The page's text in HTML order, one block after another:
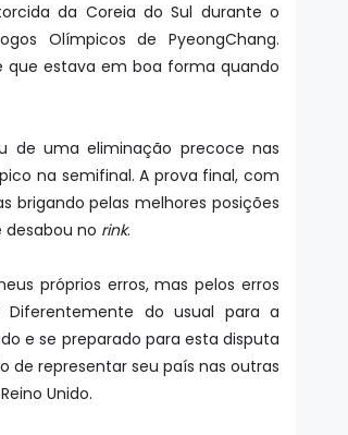
da Coreia do Sul durante o
Olímpicos de PyeongChang.
que estava em boa forma quando
de uma eliminação precoce nas
na semifinal. A prova final, com
brigando pelas melhores posições
desabou no rink.
próprios erros, mas pelos erros
do usual para a
e se preparado para esta disputa
de representar seu país nas outras
Unido.